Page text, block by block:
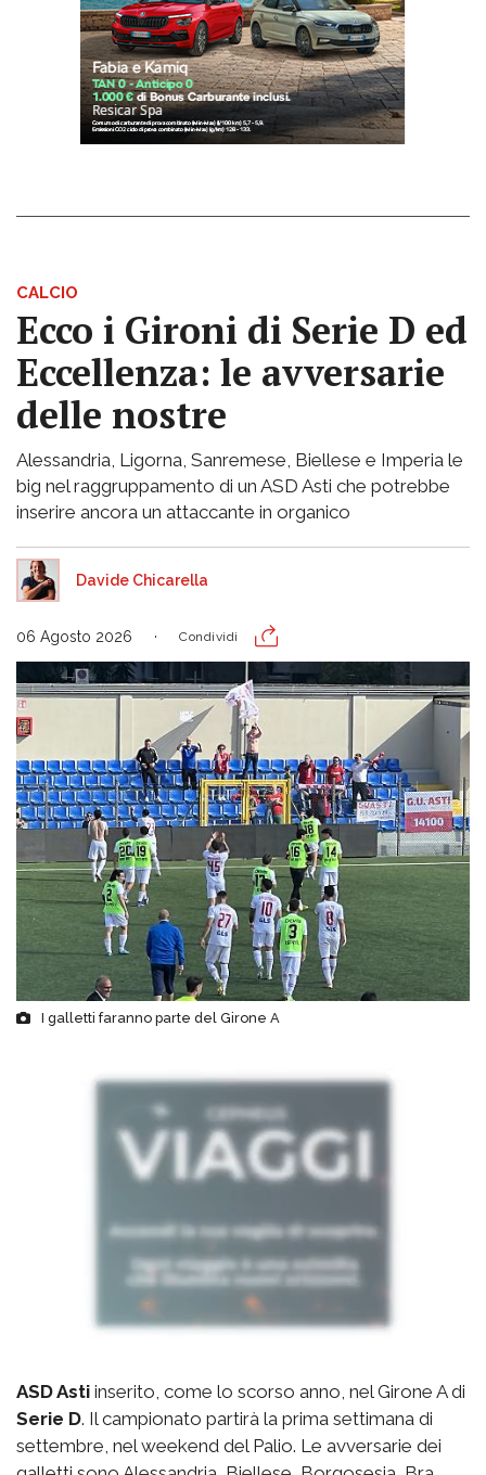
CALCIO
Ecco i Gironi di Serie D ed
Eccellenza: le avversarie
delle nostre
Alessandria, Ligorna, Sanremese, Biellese e Imperia le
big nel raggruppamento di un ASD Asti che potrebbe
inserire ancora un attaccante in organico
Davide Chicarella
06 Agosto 2026 Condividi
I galletti faranno parte del Girone A
ASD Asti inserito, come lo scorso anno, nel Girone A di
Serie D. Il campionato partirà la prima settimana di
settembre, nel weekend del Palio. Le avversarie dei